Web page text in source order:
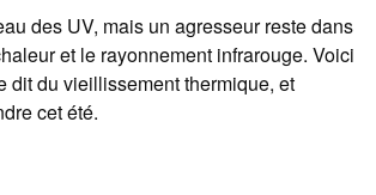
des UV, mais un agresseur reste dans
et le rayonnement infrarouge. Voici
dit du vieillissement thermique, et
cet été.